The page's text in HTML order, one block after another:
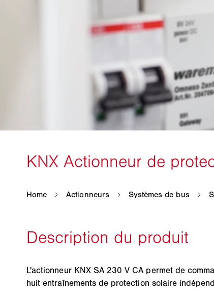
L'actionneur KNX SA 230 V CA permet de
huit entraînements de protection solaire